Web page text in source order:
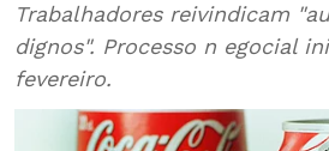
Trabalhadores reivindicam
dignos". Processo n egocial
fevereiro.